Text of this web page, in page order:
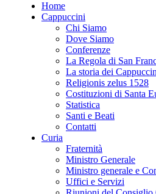
Home
Cappuccini
Chi Siamo
Dove Siamo
Conferenze
La Regola di San
La storia dei
Religionis zelus 1528
Costituzioni di Santa
Statistica
Santi e Beati
Contatti
Curia
Fraternità
Ministro Generale
Ministro generale e
Uffici e Servizi